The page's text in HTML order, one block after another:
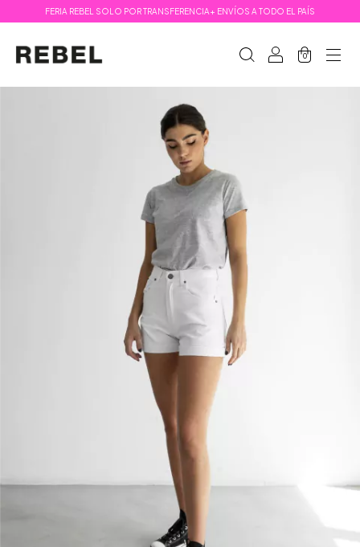
FERIA REBEL SOLO POR TRANSFERENCIA+ ENVÍOS A TODO EL PAÍS
0